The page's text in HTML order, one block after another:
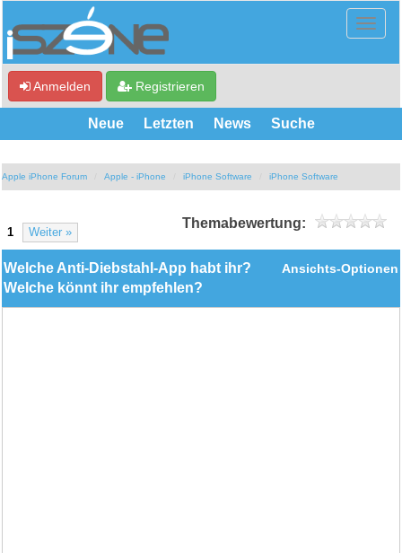
Anmelden Registrieren
Neue Letzten News Suche
Apple iPhone Forum Apple - iPhone iPhone Software iPhone Software
1 Weiter »
Themabewertung:
Ansichts-Optionen
Welche Anti-Diebstahl-App habt ihr?
Welche könnt ihr empfehlen?